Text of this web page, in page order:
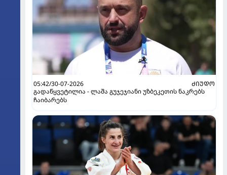
05:42/30-07-2026
ᲫᲘᲣᲓᲝ
გადაწყვეტილია - ლაშა გუჯეჯიანი უზბეკეთის ნაკრებს
ჩაიბარებს